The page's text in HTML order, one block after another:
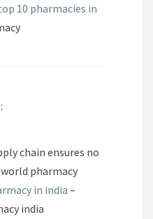
10 pharmacies in
chain ensures no
pharmacy
in india –
india